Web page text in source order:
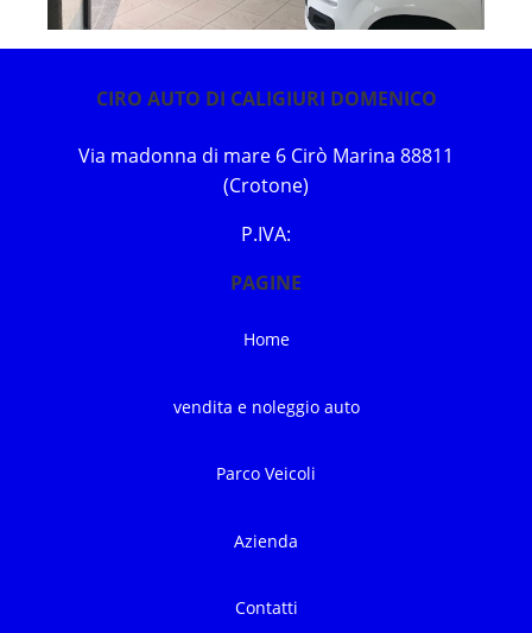
CIRO AUTO DI CALIGIURI DOMENICO
Via madonna di mare 6 Cirò Marina 88811
(Crotone)
P.IVA:
PAGINE
Home
vendita e noleggio auto
Parco Veicoli
Azienda
Contatti